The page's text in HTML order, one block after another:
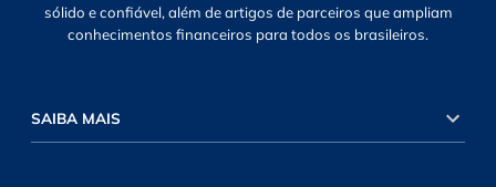
sólido e confiável, além de artigos de parceiros que ampliam
conhecimentos financeiros para todos os brasileiros.
SAIBA MAIS